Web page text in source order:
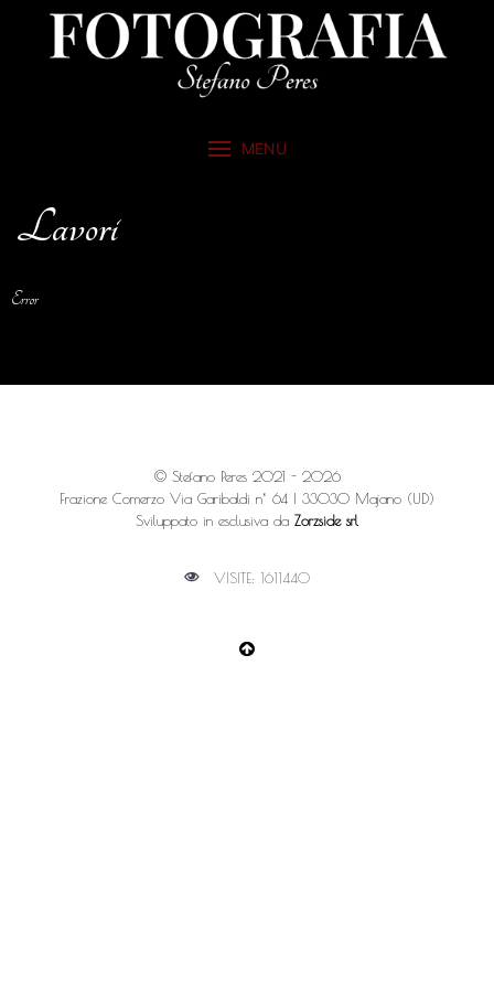
MENU
Lavori
Error
© Stefano Peres 2021 - 2026
Frazione Comerzo Via Garibaldi n° 64 | 33030 Majano (UD)
Sviluppato in esclusiva da Zorzside srl
VISITE: 1611440